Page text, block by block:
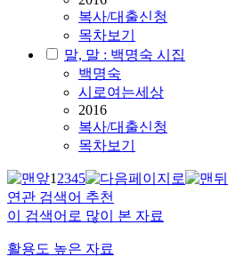
복사/대출신청
목차보기
말, 말 : 백명숙 시집
백명숙
시로여는세상
2016
복사/대출신청
목차보기
12345
연관 검색어 추천
이 검색어로 많이 본 자료
활용도 높은 자료